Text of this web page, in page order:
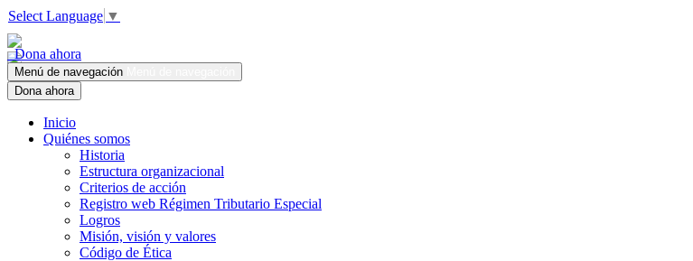
Select Language ▼
Dona ahora
Menú de navegación
Dona ahora
Inicio
Quiénes somos
Historia
Estructura organizacional
Criterios de acción
Registro web Régimen Tributario Especial
Logros
Misión, visión y valores
Código de Ética